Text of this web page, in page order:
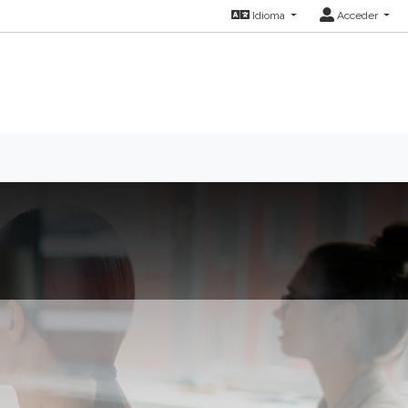
Idioma Acceder